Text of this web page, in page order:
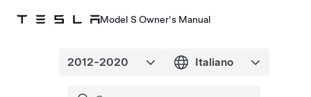
Model S Owner's Manual